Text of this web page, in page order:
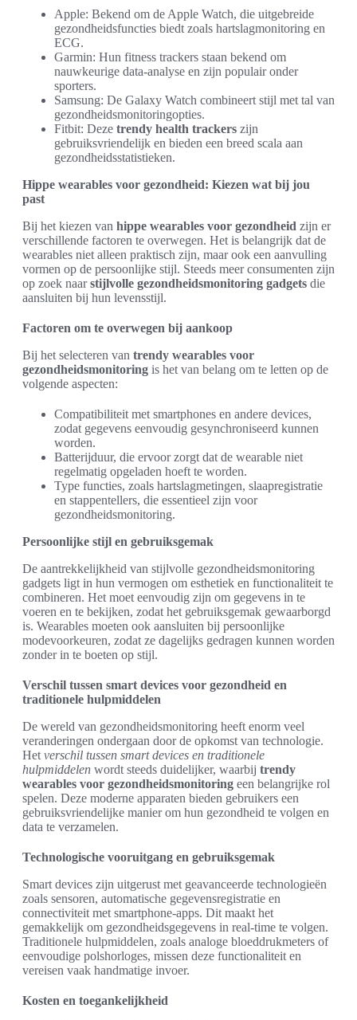
Apple: Bekend om de Apple Watch, die uitgebreide
gezondheidsfuncties biedt zoals hartslagmonitoring en
ECG.
Garmin: Hun fitness trackers staan bekend om
nauwkeurige data-analyse en zijn populair onder
sporters.
Samsung: De Galaxy Watch combineert stijl met tal van
gezondheidsmonitoringopties.
Fitbit: Deze trendy health trackers zijn
gebruiksvriendelijk en bieden een breed scala aan
gezondheidsstatistieken.
Hippe wearables voor gezondheid: Kiezen wat bij jou
past
Bij het kiezen van hippe wearables voor gezondheid zijn er
verschillende factoren te overwegen. Het is belangrijk dat de
wearables niet alleen praktisch zijn, maar ook een aanvulling
vormen op de persoonlijke stijl. Steeds meer consumenten zijn
op zoek naarstijlvolle gezondheidsmonitoring gadgets die
aansluiten bij hun levensstijl.
Factoren om te overwegen bij aankoop
Bij het selecteren van trendy wearables voor
gezondheidsmonitoring is het van belang om te letten op de
volgende aspecten:
Compatibiliteit met smartphones en andere devices,
zodat gegevens eenvoudig gesynchroniseerd kunnen
worden.
Batterijduur, die ervoor zorgt dat de wearable niet
regelmatig opgeladen hoeft te worden.
Type functies, zoals hartslagmetingen, slaapregistratie
en stappentellers, die essentieel zijn voor
gezondheidsmonitoring.
Persoonlijke stijl en gebruiksgemak
De aantrekkelijkheid van stijlvolle gezondheidsmonitoring
gadgets ligt in hun vermogen om esthetiek en functionaliteit te
combineren. Het moet eenvoudig zijn om gegevens in te
voeren en te bekijken, zodat het gebruiksgemak gewaarborgd
is. Wearables moeten ook aansluiten bij persoonlijke
modevoorkeuren, zodat ze dagelijks gedragen kunnen worden
zonder in te boeten op stijl.
Verschil tussen smart devices voor gezondheid en
traditionele hulpmiddelen
De wereld van gezondheidsmonitoring heeft enorm veel
veranderingen ondergaan door de opkomst van technologie.
Het verschil tussen smart devices en traditionele
hulpmiddelen wordt steeds duidelijker, waarbij trendy
wearables voor gezondheidsmonitoring een belangrijke rol
spelen. Deze moderne apparaten bieden gebruikers een
gebruiksvriendelijke manier om hun gezondheid te volgen en
data te verzamelen.
Technologische vooruitgang en gebruiksgemak
Smart devices zijn uitgerust met geavanceerde technologieën
zoals sensoren, automatische gegevensregistratie en
connectiviteit met smartphone-apps. Dit maakt het
gemakkelijk om gezondheidsgegevens in real-time te volgen.
Traditionele hulpmiddelen, zoals analoge bloeddrukmeters of
eenvoudige polshorloges, missen deze functionaliteit en
vereisen vaak handmatige invoer.
Kosten en toegankelijkheid